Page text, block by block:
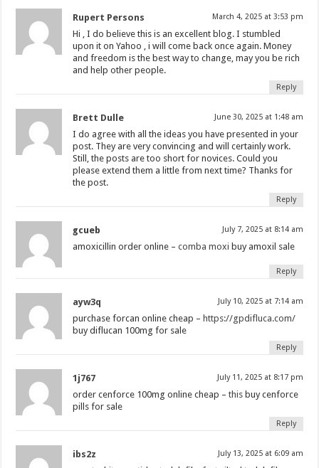
Rupert Persons March 4, 2025 at 3:53 pm
Hi , I do believe this is an excellent blog. I stumbled
upon it on Yahoo , i will come back once again. Money
and freedom is the best way to change, may you be rich
and help other people.
Reply
Brett Dulle June 30, 2025 at 1:48 am
I do agree with all the ideas you have presented in your
post. They are very convincing and will certainly work.
Still, the posts are too short for novices. Could you
please extend them a little from next time? Thanks for
the post.
Reply
gcueb July 7, 2025 at 8:14 am
amoxicillin order online –comba moxi buy amoxil sale
Reply
ayw3q July 10, 2025 at 7:14 am
purchase forcan online cheap – https://gpdifluca.com/
buy diflucan 100mg for sale
Reply
1j767 July 11, 2025 at 8:17 pm
order cenforce 100mg online cheap –this buy cenforce
pills for sale
Reply
ibs2z July 13, 2025 at 6:09 am